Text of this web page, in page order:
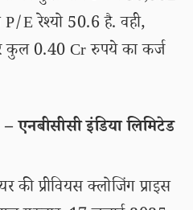
E रेश्यो 50.6 है. वही,
कुल 0.40 Cr रुपये का कर्ज
इंडिया लिमिटेड
की प्रीवियस क्लोजिंग प्राइस